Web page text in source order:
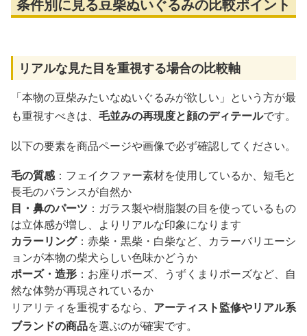
条件別に見る豆柴ぬいぐるみの比較ポイント
リアルな見た目を重視する場合の比較軸
「本物の豆柴みたいなぬいぐるみが欲しい」という方が最
も重視すべきは、 毛並みの再現度と顔のディテールです。
以下の要素を商品ページや画像で必ず確認してください。
毛の質感：フェイクファー素材を使用しているか、短毛と
長毛のバランスが自然か
目・鼻のパーツ ：ガラス製や樹脂製の目を使っているもの
は立体感が増し、よりリアルな印象になります
カラーリング：赤柴・黒柴・白柴など、カラーバリエーシ
ョンが本物の柴犬らしい色味かどうか
ポーズ・造形 ：お座りポーズ、うずくまりポーズなど、自
然な体勢が再現されているか
リアリティを重視するなら、 アーティスト監修やリアル系
ブランドの商品を選ぶのが確実です。